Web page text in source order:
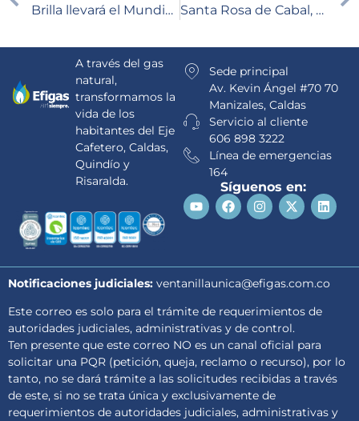
Brilla llevará el Mundial al Eje Cafetero con su vitrina móvil Santa Rosa de Cabal, sector La Hermosa – Suspensión programada
A través del gas
natural,
transformamos la
vida de los
habitantes del Eje
Cafetero, Caldas,
Quindío y
Risaralda.
Sede principal
Av. Kevin Ángel #70 70
Manizales, Caldas
Servicio al cliente
606 898 3222
Línea de emergencias
164
Síguenos en:
Notificaciones judiciales: ventanillaunica@efigas.com.co
Este correo es solo para el trámite de requerimientos de
autoridades judiciales, administrativas y de control.
Ten presente que este correo NO es un canal oficial para
solicitar una PQR (petición, queja, reclamo o recurso), por lo
tanto, no se dará trámite a las solicitudes recibidas a través
de este, si no se trata única y exclusivamente de
requerimientos de autoridades judiciales, administrativas y